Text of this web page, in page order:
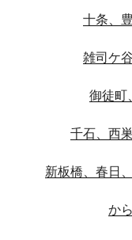
十条、
雑司ケ
御徒町
千石、西
新板橋、春日
か